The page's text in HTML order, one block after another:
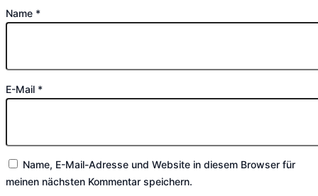
Name *
E-Mail *
Name, E-Mail-Adresse und Website in diesem Browser für
meinen nächsten Kommentar speichern.